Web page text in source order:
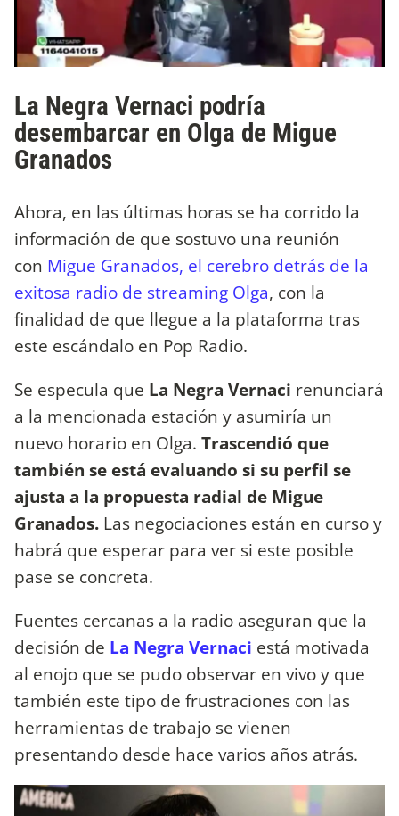
La Negra Vernaci podría
desembarcar en Olga de Migue
Granados
Ahora, en las últimas horas se ha corrido la
información de que sostuvo una reunión
con Migue Granados, el cerebro detrás de la
exitosa radio de streaming Olga, con la
finalidad de que llegue a la plataforma tras
este escándalo en Pop Radio.
Se especula que La Negra Vernaci renunciará
a la mencionada estación y asumiría un
nuevo horario en Olga. Trascendió que
también se está evaluando si su perfil se
ajusta a la propuesta radial de Migue
Granados. Las negociaciones están en curso y
habrá que esperar para ver si este posible
pase se concreta.
Fuentes cercanas a la radio aseguran que la
decisión de La Negra Vernaci está motivada
al enojo que se pudo observar en vivo y que
también este tipo de frustraciones con las
herramientas de trabajo se vienen
presentando desde hace varios años atrás.